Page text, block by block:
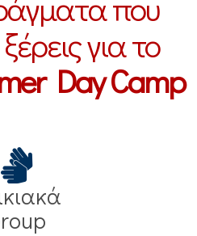
για το
Day Camp